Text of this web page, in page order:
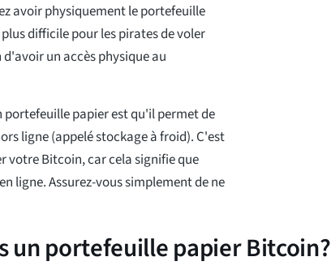
avoir physiquement le portefeuille
difficile pour les pirates de voler
un accès physique au
papier est qu'il permet de
ligne (appelé stockage à froid). C'est
votre Bitcoin, car cela signifie que
ligne. Assurez-vous simplement de ne
un portefeuille papier Bitcoin?